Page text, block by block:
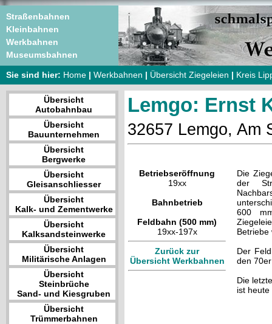
Straßenbahnen
Kleinbahnen
Werkbahnen
Museumsbahnen
Sie sind hier: Home | Werkbahnen | Übersicht Ziegeleien | Kreis
Übersicht
Autobahnbau
Übersicht
Bauunternehmen
Übersicht
Bergwerke
Übersicht
Gleisanschliesser
Übersicht
Kalk- und Zementwerke
Übersicht
Kalksandsteinwerke
Übersicht
Militärische Anlagen
Übersicht
Steinbrüche
Sand- und Kiesgruben
Übersicht
Trümmerbahnen
Lemgo: Ernst
32657 Lemgo, Am
Betriebseröffnung
19xx
Bahnbetrieb
Feldbahn (500 mm)
19xx-197x
Zurück zur
Übersicht Werkbahnen
Die
der
600
Betriebe
Der
den
Die
ist